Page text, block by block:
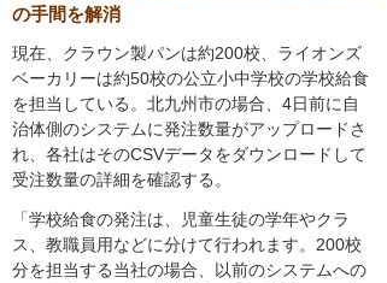
の手間を解消
現在、クラウン製パンは約200校、ライオンズ
ベーカリーは約50校の公立小中学校の学校給食
を担当している。北九州市の場合、4日前に自
治体側のシステムに発注数量がアップロードさ
れ、各社はそのCSVデータをダウンロードして
受注数量の詳細を確認する。
「学校給食の発注は、児童生徒の学年やクラ
ス、教職員用などに分けて行われます。200校
分を担当する当社の場合、以前のシステムへの